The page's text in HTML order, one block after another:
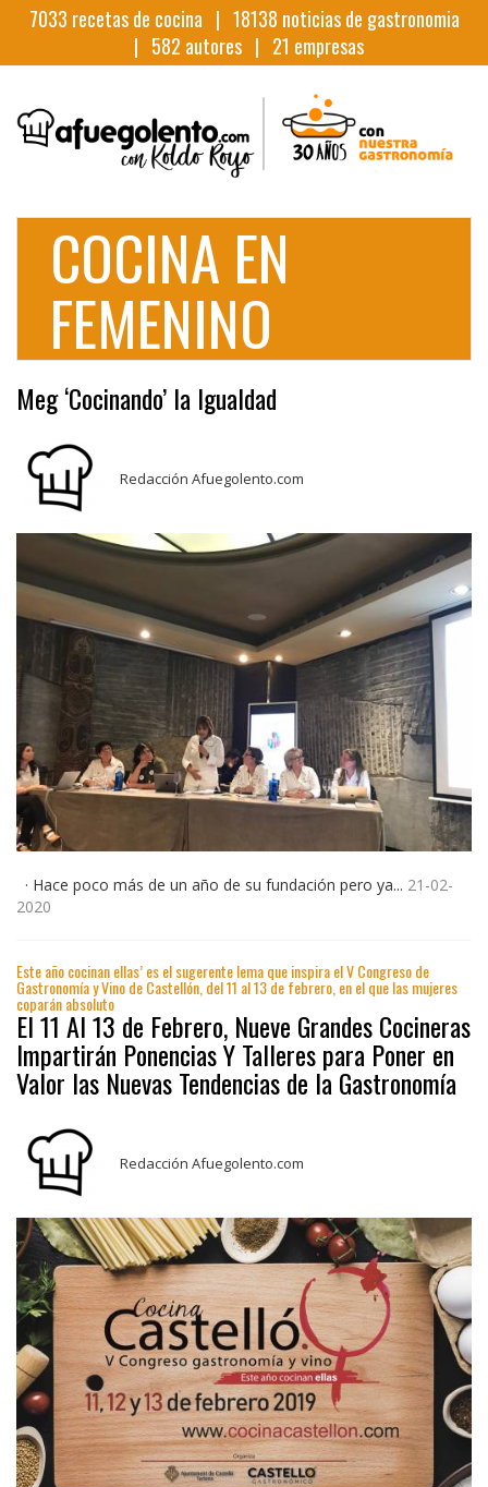
7033 recetas de cocina | 18138 noticias de gastronomia
| 582 autores | 21 empresas
COCINA EN
FEMENINO
Meg ‘Cocinando’ la Igualdad
Redacción Afuegolento.com
· Hace poco más de un año de su fundación pero ya... 21-02-
2020
Este año cocinan ellas’ es el sugerente lema que inspira el V Congreso de
Gastronomía y Vino de Castellón, del 11 al 13 de febrero, en el que las mujeres
coparán absoluto
El 11 Al 13 de Febrero, Nueve Grandes Cocineras
Impartirán Ponencias Y Talleres para Poner en
Valor las Nuevas Tendencias de la Gastronomía
Redacción Afuegolento.com